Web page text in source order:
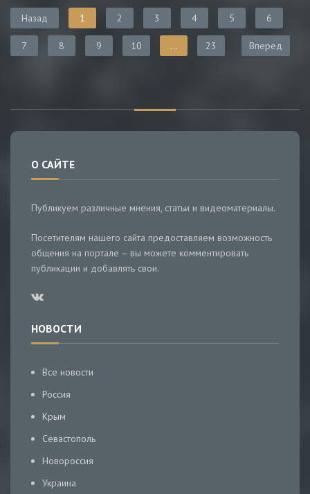
Назад 1 2 3 4 5 6
7 8 9 10 ... 23 Вперед
О САЙТЕ
Публикуем различные мнения, статьи и видеоматериалы.
Посетителям нашего сайта предоставляем возможность
общения на портале – вы можете комментировать
публикации и добавлять свои.
НОВОСТИ
Все новости
Россия
Крым
Севастополь
Новороссия
Украина